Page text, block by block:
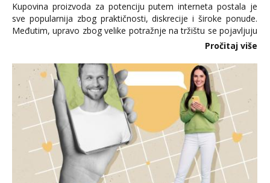
Kupovina proizvoda za potenciju putem interneta postala je
sve popularnija zbog praktičnosti, diskrecije i široke ponude.
Međutim, upravo zbog velike potražnje na tržištu se pojavljuju
i brojni krivotvoreni proizvodi, nepouzdane internetske
Pročitaj više